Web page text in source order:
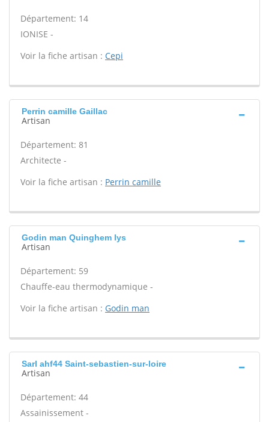
Département: 14
IONISE -
Voir la fiche artisan : Cepi
Perrin camille Gaillac
Artisan
Département: 81
Architecte -
Voir la fiche artisan : Perrin camille
Godin man Quinghem lys
Artisan
Département: 59
Chauffe-eau thermodynamique -
Voir la fiche artisan : Godin man
Sarl ahf44 Saint-sebastien-sur-loire
Artisan
Département: 44
Assainissement -